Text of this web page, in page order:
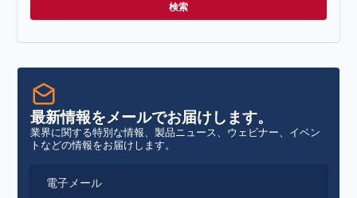
最新情報をメールでお届けします。
業界に関する特別な情報、製品ニュース、ウェビナー、イベン
トなどの情報をお届けします。
電子メール